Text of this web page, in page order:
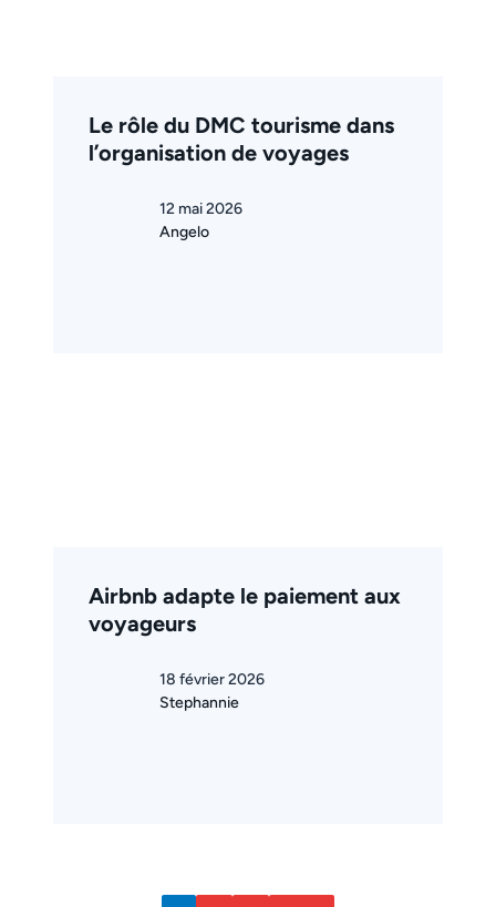
Le rôle du DMC tourisme dans
l’organisation de voyages
12 mai 2026
Angelo
Airbnb adapte le paiement aux
voyageurs
18 février 2026
Stephannie